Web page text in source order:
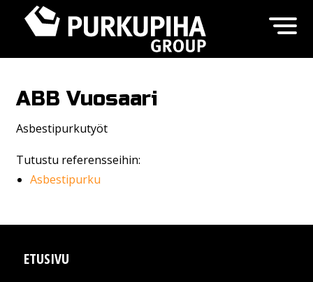
ABB Vuosaari
Asbestipurkutyöt
Tutustu referensseihin:
Asbestipurku
ETUSIVU